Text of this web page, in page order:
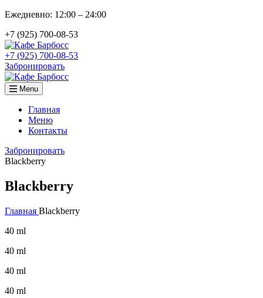
Ежедневно: 12:00 – 24:00
+7 (925) 700-08-53
+7 (925) 700-08-53
Забронировать
Menu
Главная
Меню
Контакты
Забронировать
Blackberry
Blackberry
Главная Blackberry
40 ml
40 ml
40 ml
40 ml